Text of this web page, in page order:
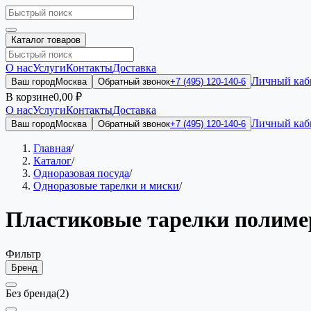
Каталог товаров
О насУслугиКонтактыДоставка
Ваш городМосква Обратный звонок+7 (495) 120-140-6 Личный
В корзине0,00 ₽
О насУслугиКонтактыДоставка
Ваш городМосква Обратный звонок+7 (495) 120-140-6 Личный
Главная/
Каталог/
Одноразовая посуда/
Одноразовые тарелки и миски/
Пластиковые тарелки
Фильтр
Бренд
Без бренда(2)